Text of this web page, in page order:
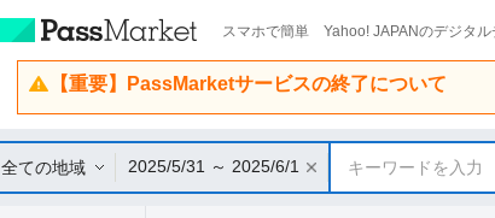
スマホで簡単 Yahoo! JAPANのデジタル
【重要】PassMarketサービスの終了について
全ての地域 2025/5/31 ～ 2025/6/1 キーワードを入力